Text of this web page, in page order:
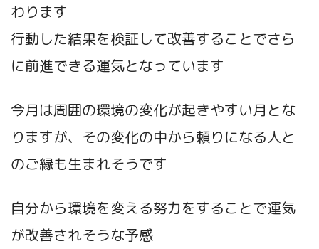
わります
行動した結果を検証して改善することでさら
に前進できる運気となっています
今月は周囲の環境の変化が起きやすい月とな
りますが、その変化の中から頼りになる人と
のご縁も生まれそうです
自分から環境を変える努力をすることで運気
が改善されそうな予感